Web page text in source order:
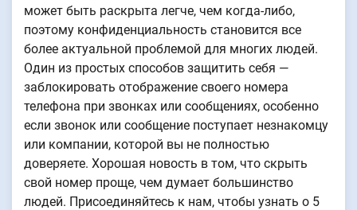
может быть раскрыта легче, чем когда-либо,
поэтому конфиденциальность становится все
более актуальной проблемой для многих людей.
Один из простых способов защитить себя —
заблокировать отображение своего номера
телефона при звонках или сообщениях, особенно
если звонок или сообщение поступает незнакомцу
или компании, которой вы не полностью
доверяете. Хорошая новость в том, что скрыть
свой номер проще, чем думает большинство
людей. Присоединяйтесь к нам, чтобы узнать о 5